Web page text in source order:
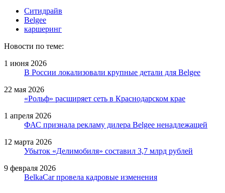
Ситидрайв
Belgee
каршеринг
Новости по теме:
1 июня 2026
В России локализовали крупные детали для Belgee
22 мая 2026
«Рольф» расширяет сеть в Краснодарском крае
1 апреля 2026
ФАС признала рекламу дилера Belgee ненадлежащей
12 марта 2026
Убыток «Делимобиля» составил 3,7 млрд рублей
9 февраля 2026
BelkaCar провела кадровые изменения